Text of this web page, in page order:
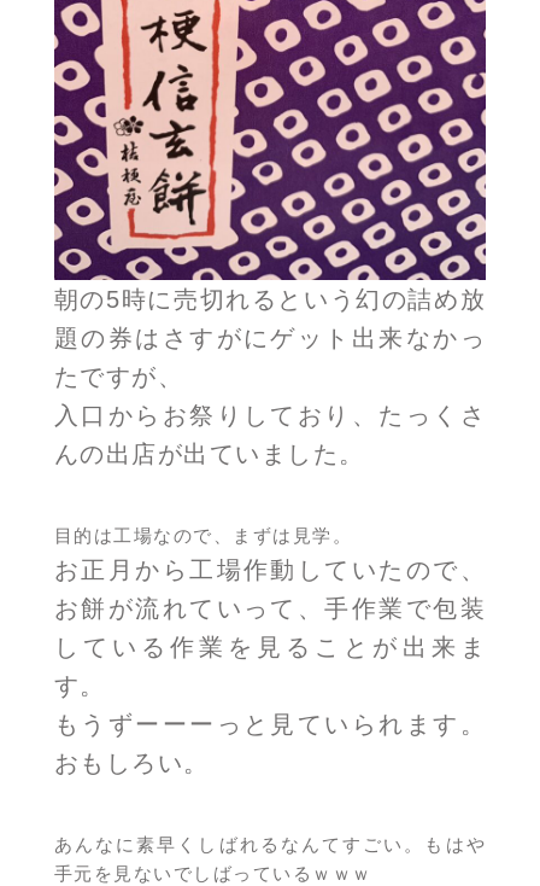
朝の5時に売切れるという幻の詰め放
題の券はさすがにゲット出来なかっ
たですが、
入口からお祭りしており、たっくさ
んの出店が出ていました。
目的は工場なので、まずは見学。
お正月から工場作動していたので、
お餅が流れていって、手作業で包装
している作業を見ることが出来ま
す。
もうずーーーっと見ていられます。
おもしろい。
あんなに素早くしばれるなんてすごい。もはや
手元を見ないでしばっているｗｗｗ